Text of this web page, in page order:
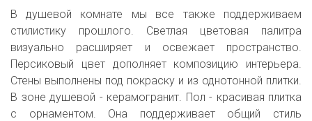
В душевой комнате мы все также поддерживаем
стилистику прошлого. Светлая цветовая палитра
визуально расширяет и освежает пространство.
Персиковый цвет дополняет композицию интерьера.
Стены выполнены под покраску и из однотонной плитки.
В зоне душевой - керамогранит. Пол - красивая плитка
с орнаментом. Она поддерживает общий стиль